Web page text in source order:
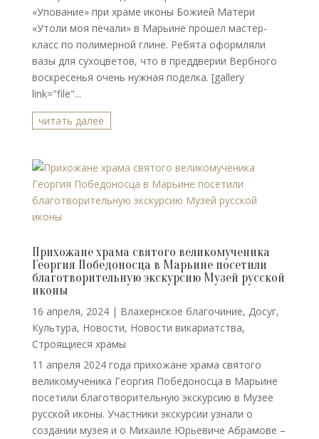
«Упование» при храме иконы Божией Матери
«Утоли моя печали» в Марьине прошел мастер-
класс по полимерной глине. Ребята оформляли
вазы для сухоцветов, что в преддверии Вербного
воскресенья очень нужная поделка. [gallery
link="file"...
читать далее
Прихожане храма святого великомученика
Георгия Победоносца в Марьине посетили
благотворительную экскурсию Музей русской
иконы
16 апреля, 2024| Влахернское благочиние, Досуг,
Культура, Новости, Новости викариатства,
Строящиеся храмы
11 апреля 2024 года прихожане храма святого
великомученика Георгия Победоносца в Марьине
посетили благотворительную экскурсию в Музее
русской иконы. Участники экскурсии узнали о
создании музея и о Михаиле Юрьевиче Абрамове –